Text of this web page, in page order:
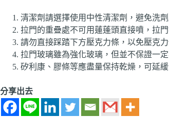
清潔劑請選擇使用中性清潔劑，避免洗
拉門的重疊處不可用蓮蓬頭直接噴，拉
請勿直接踩踏下方壓克力條，以免壓克力
拉門玻璃雖為強化玻璃，但並不保證一
矽利康、膠條等應盡量保持乾燥，可延
分享出去